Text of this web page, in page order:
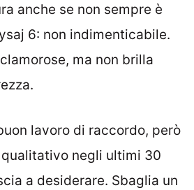
anche se non sempre è
6: non indimenticabile.
ma non brilla
lavoro di raccordo, però
negli ultimi 30
a desiderare. Sbaglia un